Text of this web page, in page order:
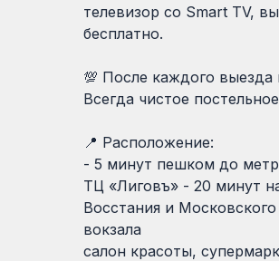
телевизор со Smart TV,
бесплатно.
💯 После каждого выезда
Всегда чистое
📍 Расположение:
- 5 минут пешком до
ТЦ «Лиговъ» - 20 минут
Восстания и Московского
вокзала -
салон красоты,